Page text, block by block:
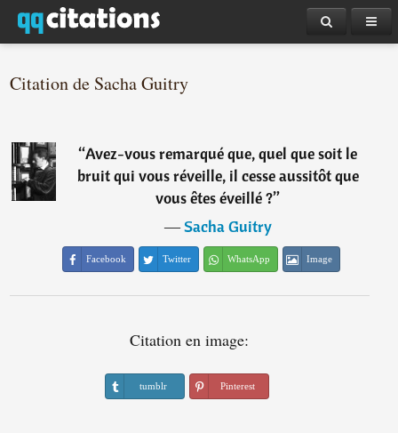
Citation de Sacha Guitry
“Avez-vous remarqué que, quel que soit le
bruit qui vous réveille, il cesse aussitôt que
vous êtes éveillé ?”
―Sacha Guitry
Facebook Twitter WhatsApp Image
Citation en image:
tumblr Pinterest